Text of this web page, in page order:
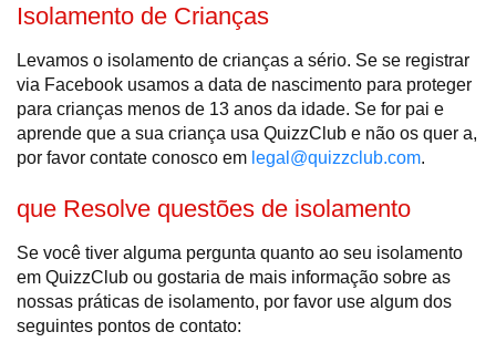
Isolamento de Crianças
Levamos o isolamento de crianças a sério. Se se registrar
via Facebook usamos a data de nascimento para proteger
para crianças menos de 13 anos da idade. Se for pai e
aprende que a sua criança usa QuizzClub e não os quer a,
por favor contate conosco em legal@quizzclub.com.
que Resolve questões de isolamento
Se você tiver alguma pergunta quanto ao seu isolamento
em QuizzClub ou gostaria de mais informação sobre as
nossas práticas de isolamento, por favor use algum dos
seguintes pontos de contato: